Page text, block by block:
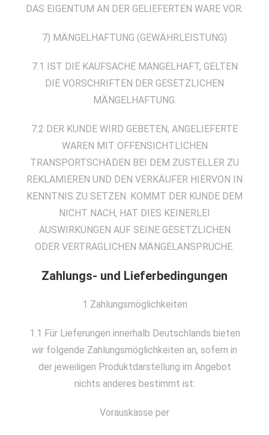
DAS EIGENTUM AN DER GELIEFERTEN WARE VOR.
7) MÄNGELHAFTUNG (GEWÄHRLEISTUNG)
7.1 IST DIE KAUFSACHE MANGELHAFT, GELTEN
DIE VORSCHRIFTEN DER GESETZLICHEN
MÄNGELHAFTUNG.
7.2 DER KUNDE WIRD GEBETEN, ANGELIEFERTE
WAREN MIT OFFENSICHTLICHEN
TRANSPORTSCHÄDEN BEI DEM ZUSTELLER ZU
REKLAMIEREN UND DEN VERKÄUFER HIERVON IN
KENNTNIS ZU SETZEN. KOMMT DER KUNDE DEM
NICHT NACH, HAT DIES KEINERLEI
AUSWIRKUNGEN AUF SEINE GESETZLICHEN
ODER VERTRAGLICHEN MÄNGELANSPRÜCHE.
Zahlungs- und Lieferbedingungen
1 Zahlungsmöglichkeiten
1.1 Für Lieferungen innerhalb Deutschlands bieten
wir folgende Zahlungsmöglichkeiten an, sofern in
der jeweiligen Produktdarstellung im Angebot
nichts anderes bestimmt ist:
Vorauskasse per